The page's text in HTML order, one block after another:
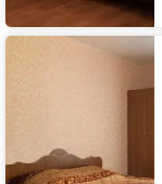
Апартаменты